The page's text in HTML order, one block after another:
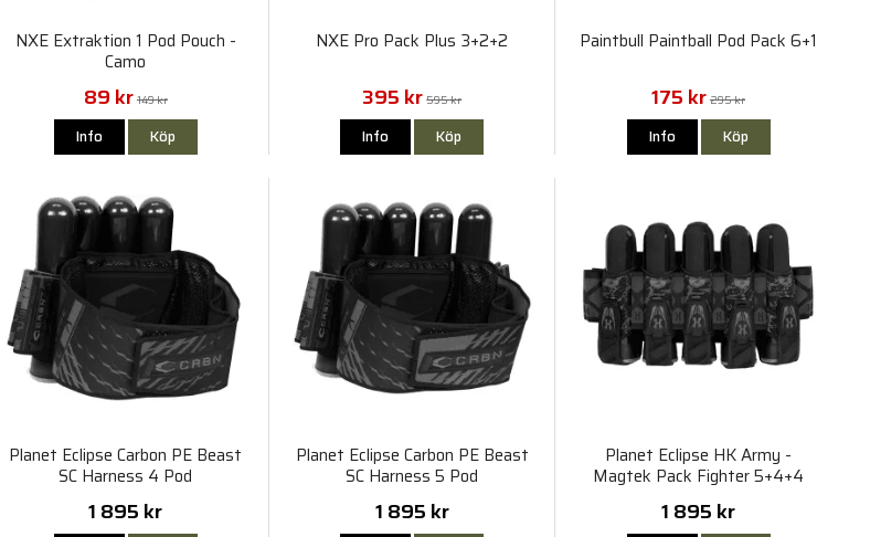
NXE Extraktion 1 Pod Pouch -
Camo
89 kr 149 kr
Info Köp
NXE Pro Pack Plus 3+2+2
395 kr 595 kr
Info Köp
Paintbull Paintball Pod Pack 6+1
175 kr 295 kr
Info Köp
Planet Eclipse Carbon PE Beast
SC Harness 4 Pod
1 895 kr
Planet Eclipse Carbon PE Beast
SC Harness 5 Pod
1 895 kr
Planet Eclipse HK Army -
Magtek Pack Fighter 5+4+4
1 895 kr